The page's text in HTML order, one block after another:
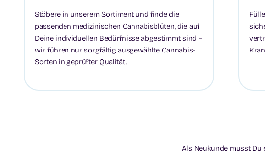
Stöbere in unserem Sortiment und finde die
passenden medizinischen Cannabisblüten, die auf
Deine individuellen Bedürfnisse abgestimmt sind –
wir führen nur sorgfältig ausgewählte Cannabis-
Sorten in geprüfter Qualität.
Als Neukunde musst Du